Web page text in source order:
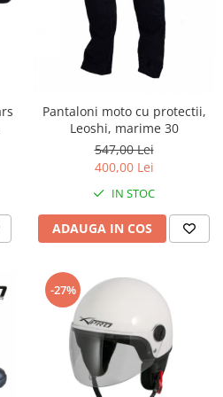
Pantaloni moto cu protectii,
Leoshi, marime 30
547,00 Lei
400,00 Lei
IN STOC
ADAUGA IN COS
-27%